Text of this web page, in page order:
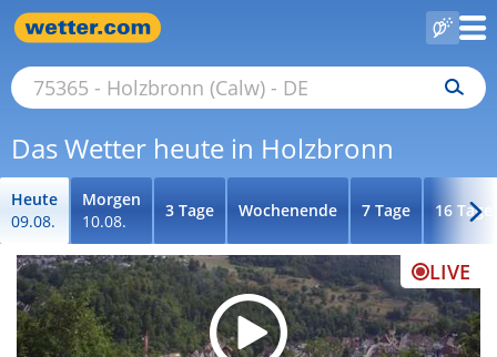
Das Wetter heute in Holzbronn
Heute
09.08.
Morgen
10.08.
3 Tage Wochenende 7 Tage 16 Tage
LIVE